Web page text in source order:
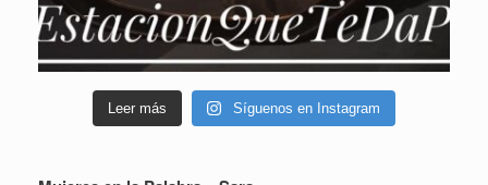
Leer más Síguenos en Instagram